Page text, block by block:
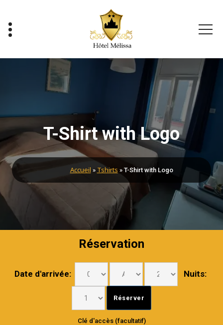
content
T-Shirt with Logo
Accueil » Tshirts » T-Shirt with Logo
Réservation
Date d'arrivée: Nuits:
Clé d'accès (facultatif)